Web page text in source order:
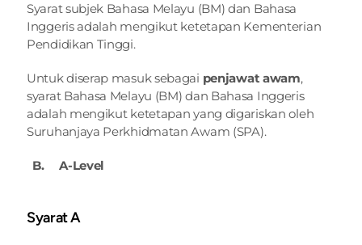
Syarat subjek Bahasa Melayu (BM) dan Bahasa
Inggeris adalah mengikut ketetapan Kementerian
Pendidikan Tinggi.
Untuk diserap masuk sebagai penjawat awam,
syarat Bahasa Melayu (BM) dan Bahasa Inggeris
adalah mengikut ketetapan yang digariskan oleh
Suruhanjaya Perkhidmatan Awam (SPA).
B.     A-Level
Syarat A